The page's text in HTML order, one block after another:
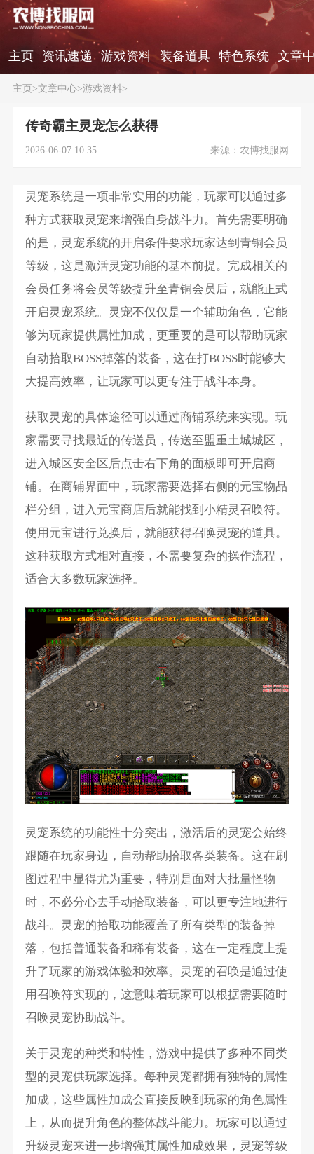
主页 资讯速递 游戏资料 装备道具 特色系统 文章
主页>文章中心>游戏资料>
传奇霸主灵宠怎么获得
2026-06-07 10:35 来源：农博找服网
灵宠系统是一项非常实用的功能，玩家可以通过多
种方式获取灵宠来增强自身战斗力。首先需要明确
的是，灵宠系统的开启条件要求玩家达到青铜会员
等级，这是激活灵宠功能的基本前提。完成相关的
会员任务将会员等级提升至青铜会员后，就能正式
开启灵宠系统。灵宠不仅仅是一个辅助角色，它能
够为玩家提供属性加成，更重要的是可以帮助玩家
自动拾取BOSS掉落的装备，这在打BOSS时能够大
大提高效率，让玩家可以更专注于战斗本身。
获取灵宠的具体途径可以通过商铺系统来实现。玩
家需要寻找最近的传送员，传送至盟重土城城区，
进入城区安全区后点击右下角的面板即可开启商
铺。在商铺界面中，玩家需要选择右侧的元宝物品
栏分组，进入元宝商店后就能找到小精灵召唤符。
使用元宝进行兑换后，就能获得召唤灵宠的道具。
这种获取方式相对直接，不需要复杂的操作流程，
适合大多数玩家选择。
灵宠系统的功能性十分突出，激活后的灵宠会始终
跟随在玩家身边，自动帮助拾取各类装备。这在刷
图过程中显得尤为重要，特别是面对大批量怪物
时，不必分心去手动拾取装备，可以更专注地进行
战斗。灵宠的拾取功能覆盖了所有类型的装备掉
落，包括普通装备和稀有装备，这在一定程度上提
升了玩家的游戏体验和效率。灵宠的召唤是通过使
用召唤符实现的，这意味着玩家可以根据需要随时
召唤灵宠协助战斗。
关于灵宠的种类和特性，游戏中提供了多种不同类
型的灵宠供玩家选择。每种灵宠都拥有独特的属性
加成，这些属性加成会直接反映到玩家的角色属性
上，从而提升角色的整体战斗能力。玩家可以通过
升级灵宠来进一步增强其属性加成效果，灵宠等级